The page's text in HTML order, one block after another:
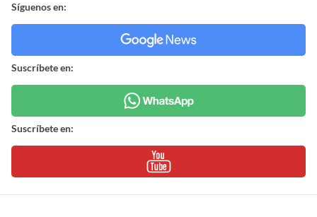
Síguenos en:
Suscríbete en:
Suscríbete en: